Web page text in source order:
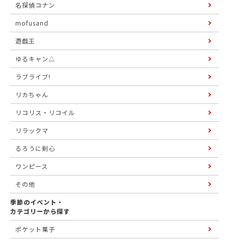
名探偵コナン
mofusand
遊戯王
ゆるキャン△
ラブライブ!
リカちゃん
リコリス・リコイル
リラックマ
るろうに剣心
ワンピース
その他
季節のイベント・
カテゴリーから探す
ポケット菓子